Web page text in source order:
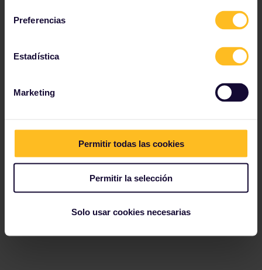
Preferencias
Estadística
Marketing
Permitir todas las cookies
Permitir la selección
Solo usar cookies necesarias